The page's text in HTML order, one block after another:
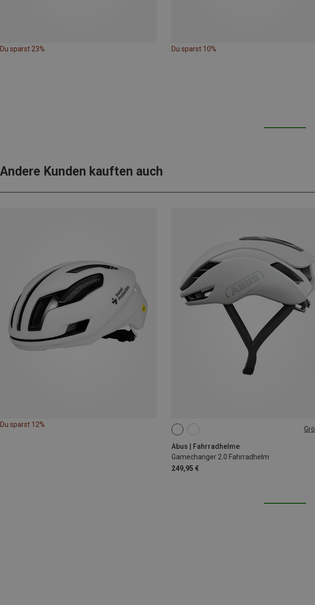
Du sparst 23% Du sparst 10%
Andere Kunden kauften auch
Du sparst 12%
Abus | Fahrradhelme
Gamechanger 2.0 Fahrradhelm
249,95 €
51-55CM